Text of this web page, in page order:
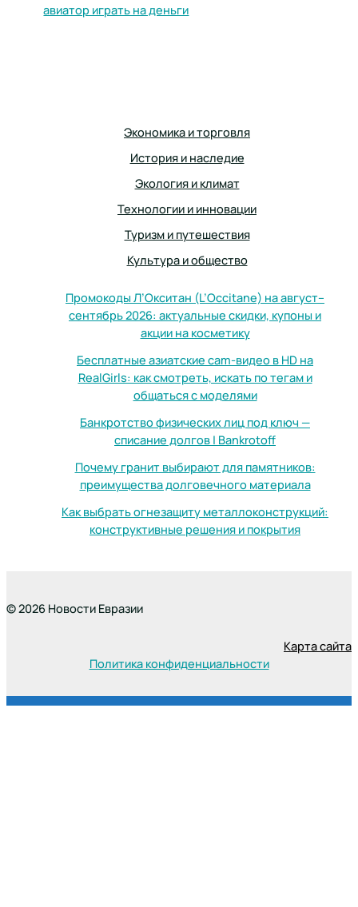
авиатор играть на деньги
Экономика и торговля
История и наследие
Экология и климат
Технологии и инновации
Туризм и путешествия
Культура и общество
Промокоды Л’Окситан (L’Occitane) на август–
сентябрь 2026: актуальные скидки, купоны и
акции на косметику
Бесплатные азиатские cam-видео в HD на
RealGirls: как смотреть, искать по тегам и
общаться с моделями
Банкротство физических лиц под ключ —
списание долгов | Bankrotoff
Почему гранит выбирают для памятников:
преимущества долговечного материала
Как выбрать огнезащиту металлоконструкций:
конструктивные решения и покрытия
© 2026 Новости Евразии
Карта сайта
Политика конфиденциальности